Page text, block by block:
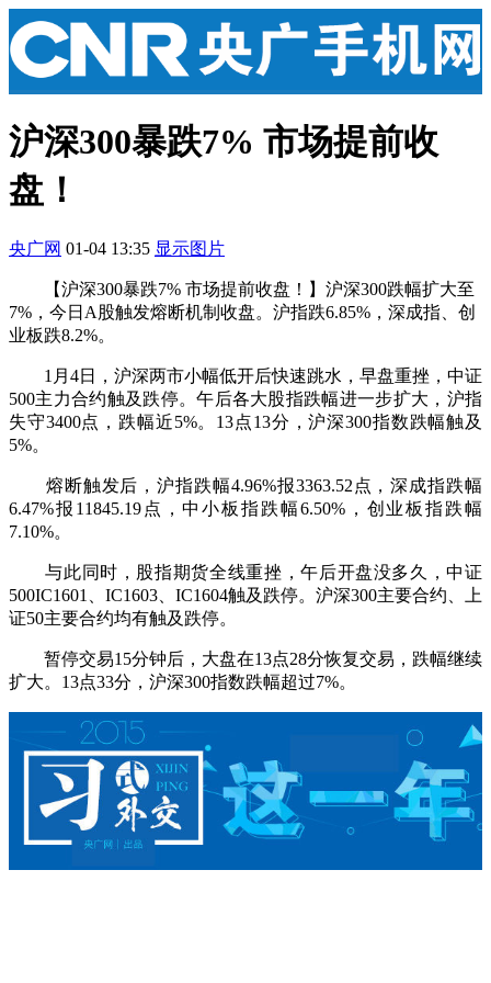
沪深300暴跌7% 市场提前收
盘！
央广网 01-04 13:35 显示图片
【沪深300暴跌7% 市场提前收盘！】沪深300跌幅扩大至
7%，今日A股触发熔断机制收盘。沪指跌6.85%，深成指、创
业板跌8.2%。
1月4日，沪深两市小幅低开后快速跳水，早盘重挫，中证
500主力合约触及跌停。午后各大股指跌幅进一步扩大，沪指
失守3400点，跌幅近5%。13点13分，沪深300指数跌幅触及
5%。
熔断触发后，沪指跌幅4.96%报3363.52点，深成指跌幅
6.47%报11845.19点，中小板指跌幅6.50%，创业板指跌幅
7.10%。
与此同时，股指期货全线重挫，午后开盘没多久，中证
500IC1601、IC1603、IC1604触及跌停。沪深300主要合约、上
证50主要合约均有触及跌停。
暂停交易15分钟后，大盘在13点28分恢复交易，跌幅继续
扩大。13点33分，沪深300指数跌幅超过7%。